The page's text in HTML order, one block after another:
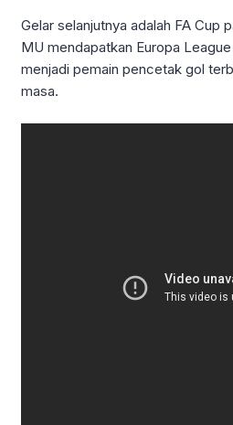
Gelar selanjutnya adalah FA Cup
MU mendapatkan Europa League
menjadi pemain pencetak gol
masa.